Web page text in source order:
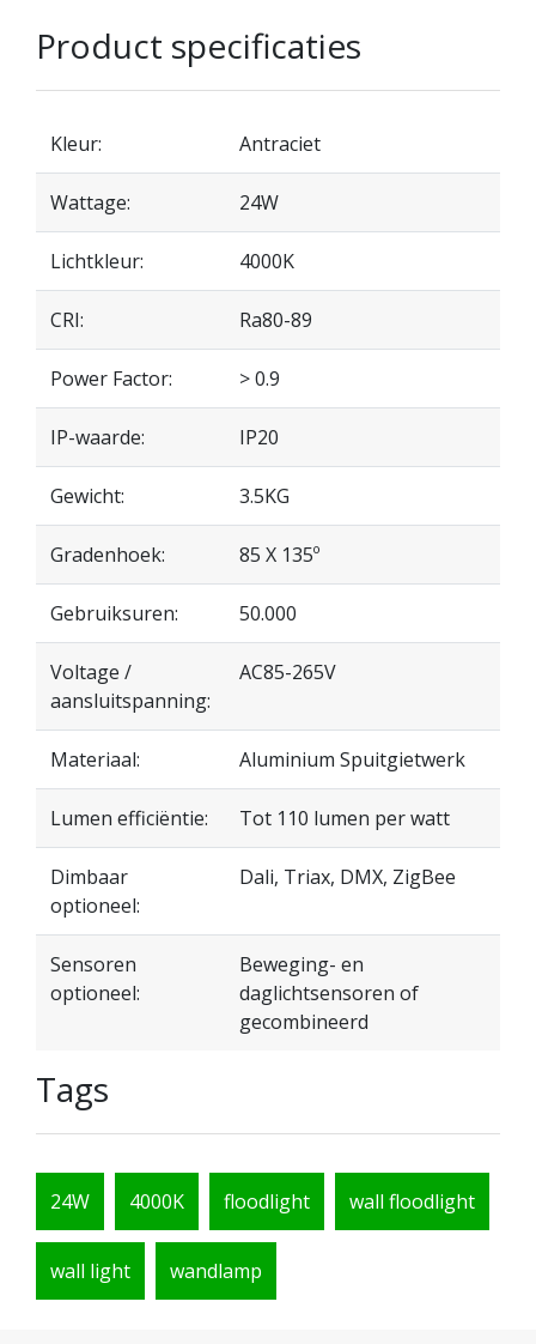
Product specificaties
Kleur: Antraciet
Wattage: 24W
Lichtkleur: 4000K
CRI: Ra80-89
Power Factor: > 0.9
IP-waarde: IP20
Gewicht: 3.5KG
Gradenhoek: 85 X 135º
Gebruiksuren: 50.000
Voltage /
aansluitspanning:
AC85-265V
Materiaal: Aluminium Spuitgietwerk
Lumen efficiëntie: Tot 110 lumen per watt
Dimbaar
optioneel:
Dali, Triax, DMX, ZigBee
Sensoren
optioneel:
Beweging- en
daglichtsensoren of
gecombineerd
Tags
24W 4000K floodlight wall floodlight
wall light wandlamp